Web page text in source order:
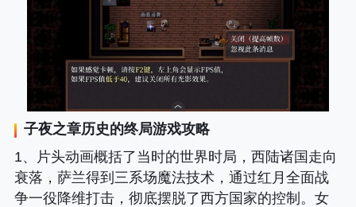
子夜之章历史的终局游戏攻略
1、片头动画概括了当时的世界时局，西陆诸国走向
衰落，萨兰得到三系场魔法技术，通过红月全面战
争一役降维打击，彻底摆脱了西方国家的控制。女